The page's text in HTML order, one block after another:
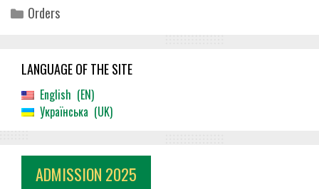
Categories
Orders
LANGUAGE OF THE SITE
English
EN
Українська
UK
ADMISSION 2025